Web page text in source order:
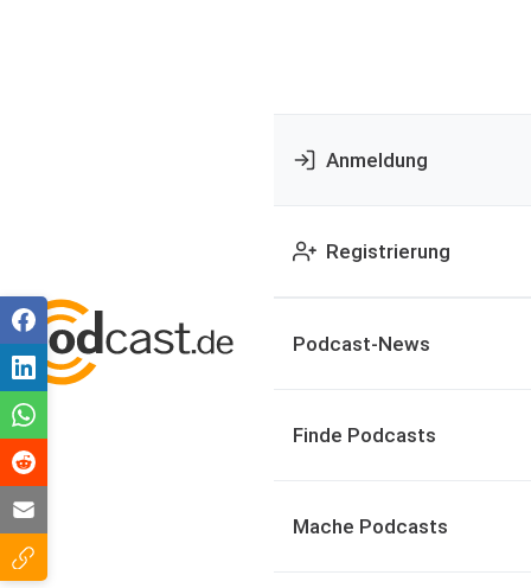
Anmeldung
Registrierung
Podcast-News
Finde Podcasts
Mache Podcasts